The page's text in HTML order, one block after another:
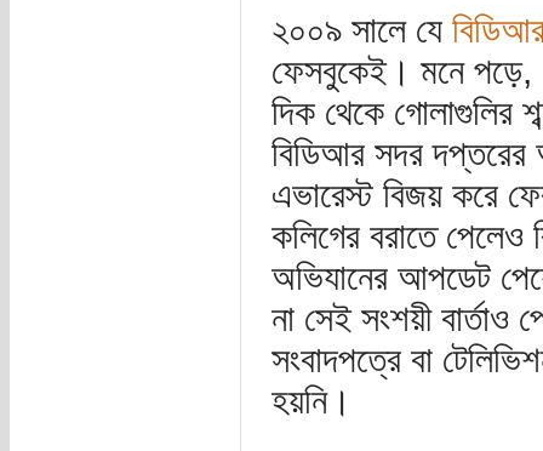
২০০৯ সালে যে
ফেসবুকেই। মনে পড়ে,
দিক থেকে গোলাগুলির
বিডিআর সদর দপ্তরের
এভারেস্ট বিজয় করে
কলিগের বরাতে
অভিযানের আপডেট
না সেই সংশয়ী
সংবাদপত্রে বা
হয়নি।